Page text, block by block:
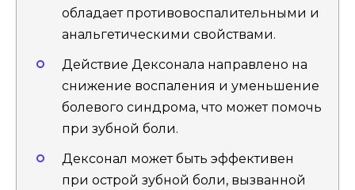
обладает противовоспалительными и
анальгетическими свойствами.
Действие Дексонала направлено на
снижение воспаления и уменьшение
болевого синдрома, что может помочь
при зубной боли.
Дексонал может быть эффективен
при острой зубной боли, вызванной